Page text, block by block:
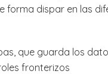
forma dispar en las
que guarda los
fronterizos